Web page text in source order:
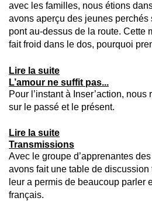
Transmissions
Avec le groupe d’apprenantes
avons fait une table de
leur a permis de beaucoup parler
français.
L’amour ne suffit pas...
Pour l’instant à Inser’action,
sur le passé et le présent.
Lire la suite
avec les familles, nous étions
avons aperçu des jeunes perchés
pont au-dessus de la route. Cette
fait froid dans le dos, pourquoi
Lire la suite